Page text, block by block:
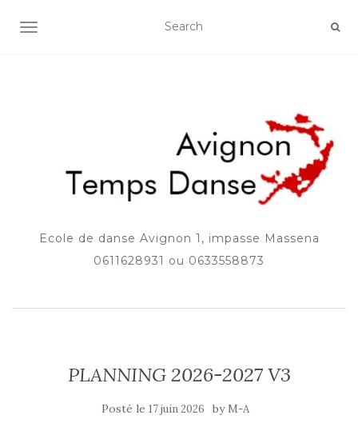
AFFICHER/MASQUER LA NAVIGATION
Ecole de danse Avignon 1, impasse Massena
0611628931 ou 0633558873
PLANNING 2026-2027 V3
Posté le 17 juin 2026 by M-A